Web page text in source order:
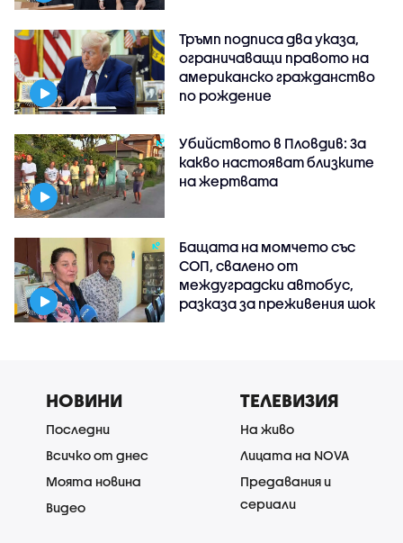
Тръмп подписа два указа,
ограничаващи правото на
американско гражданство
по рождение
Убийството в Пловдив: За
какво настояват близките
на жертвата
Бащата на момчето със
СОП, свалено от
междуградски автобус,
разказа за преживения шок
НОВИНИ
Последни
Всичко от днес
Моята новина
Видео
ТЕЛЕВИЗИЯ
На живо
Лицата на NOVA
Предавания и
сериали